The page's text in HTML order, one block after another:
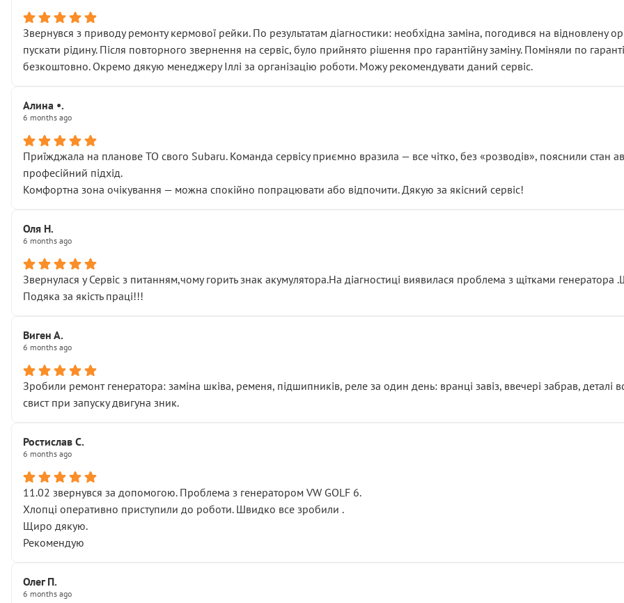
Звернувся з приводу ремонту кермової рейки. По результатам діагностики: необхідна заміна, погодився на відновлену
пускати рідину. Після повторного звернення на сервіс, було прийнято рішення про гарантійну заміну. Поміняли по
безкоштовно. Окремо дякую менеджеру Іллі за організацію роботи. Можу рекомендувати даний сервіс.
Алина •.
6 months ago
Приїжджала на планове ТО свого Subaru. Команда сервісу приємно вразила — все чітко, без «розводів», пояснили стан
професійний підхід.
Комфортна зона очікування — можна спокійно попрацювати або відпочити. Дякую за якісний сервіс!
Оля Н.
6 months ago
Звернулася у Сервіс з питанням,чому горить знак акумулятора.На діагностиці виявилася проблема з щітками
Подяка за якість праці!!!
Виген А.
6 months ago
Зробили ремонт генератора: заміна шківа, ременя, підшипників, реле за один день: вранці завіз, ввечері забрав, деталі
свист при запуску двигуна зник.
Ростислав С.
6 months ago
11.02 звернувся за допомогою. Проблема з генератором VW GOLF 6.
Хлопці оперативно приступили до роботи. Швидко все зробили .
Щиро дякую.
Рекомендую
Олег П.
6 months ago